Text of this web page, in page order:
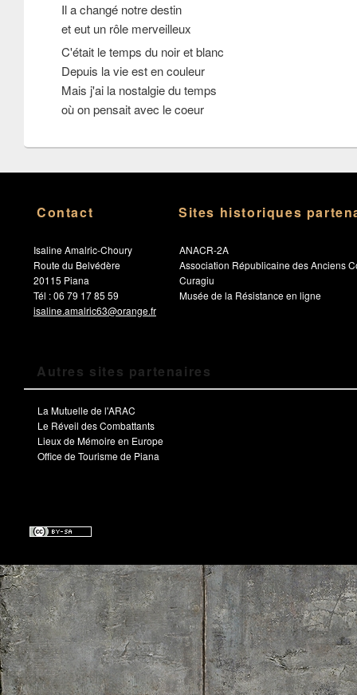
Il a changé notre destin
et eut un rôle merveilleux
C'était le temps du noir et blanc
Depuis la vie est en couleur
Mais j'ai la nostalgie du temps
où on pensait avec le coeur
Contact
Isaline Amalric-Choury
Route du Belvédère
20115 Piana
Tél : 06 79 17 85 59
isaline.amalric63@orange.fr
Sites historiques
ANACR-2A
Association Républicaine des Anciens
Curagiu
Musée de la Résistance en ligne
Autres sites partenaires
La Mutuelle de l'ARAC
Le Réveil des Combattants
Lieux de Mémoire en Europe
Office de Tourisme de Piana